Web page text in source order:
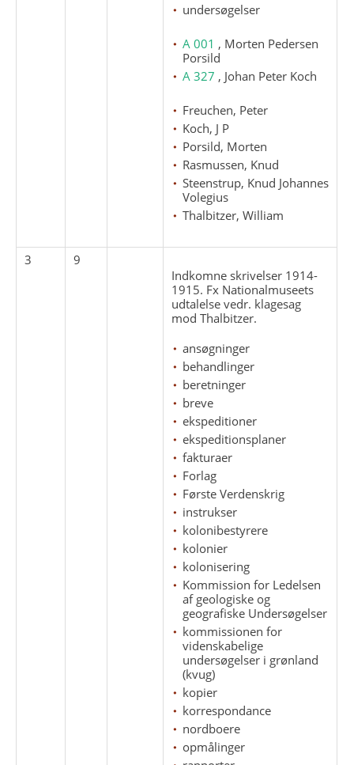
undersøgelser
A 001 , Morten Pedersen
Porsild
A 327 , Johan Peter Koch
Freuchen, Peter
Koch, J P
Porsild, Morten
Rasmussen, Knud
Steenstrup, Knud Johannes
Volegius
Thalbitzer, William
3
9
Indkomne skrivelser 1914-
1915. Fx Nationalmuseets
udtalelse vedr. klagesag
mod Thalbitzer.
ansøgninger
behandlinger
beretninger
breve
ekspeditioner
ekspeditionsplaner
fakturaer
Forlag
Første Verdenskrig
instrukser
kolonibestyrere
kolonier
kolonisering
Kommission for Ledelsen
af geologiske og
geografiske Undersøgelser
kommissionen for
videnskabelige
undersøgelser i grønland
(kvug)
kopier
korrespondance
nordboere
opmålinger